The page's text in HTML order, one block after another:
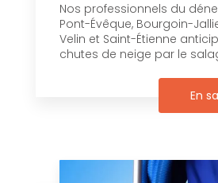
Nos professionnels du
Pont-Évêque, Bourgoin-
Velin et Saint-Étienne
chutes de neige par le
En